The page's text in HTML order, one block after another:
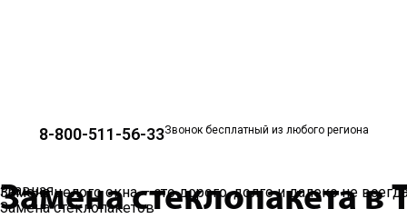
8-800-511-56-33Звонок бесплатный из любого региона
Замена целого окна – это дорого, долго и далеко не
Замена стеклопакета в
Главная
Замена стеклопакетов
Услуга временно недоступна!